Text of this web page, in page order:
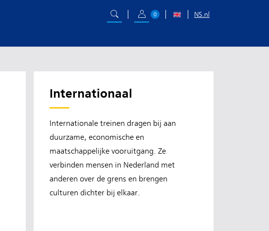
0 NS.nl
Internationaal
Internationale treinen dragen bij aan
duurzame, economische en
maatschappelijke vooruitgang. Ze
verbinden mensen in Nederland met
anderen over de grens en brengen
culturen dichter bij elkaar.